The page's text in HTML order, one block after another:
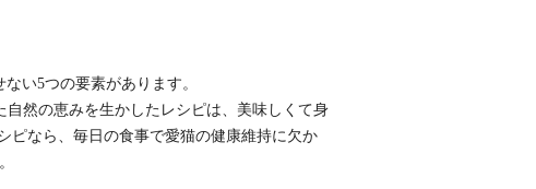
い5つの要素があります。
然の恵みを生かしたレシピは、美味しくて身
ピなら、毎日の食事で愛猫の健康維持に欠か